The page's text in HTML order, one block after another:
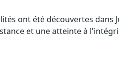
ont été découvertes dans
et une atteinte à